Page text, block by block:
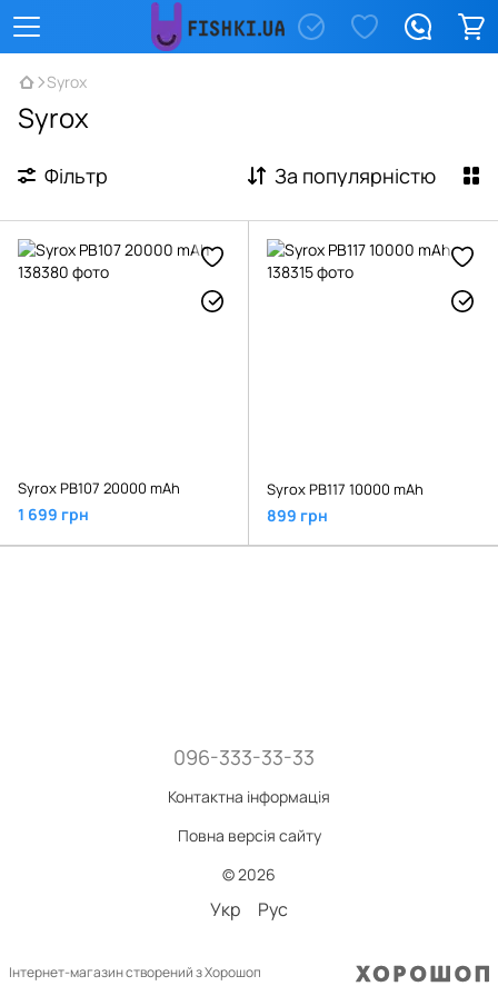
Syrox
Syrox
Фільтр За популярністю
Syrox PB107 20000 mAh
1 699 грн
Syrox PB117 10000 mAh
899 грн
096-333-33-33
Контактна інформація
Повна версія сайту
© 2026
Укр Рус
Інтернет-магазин створений з Хорошоп